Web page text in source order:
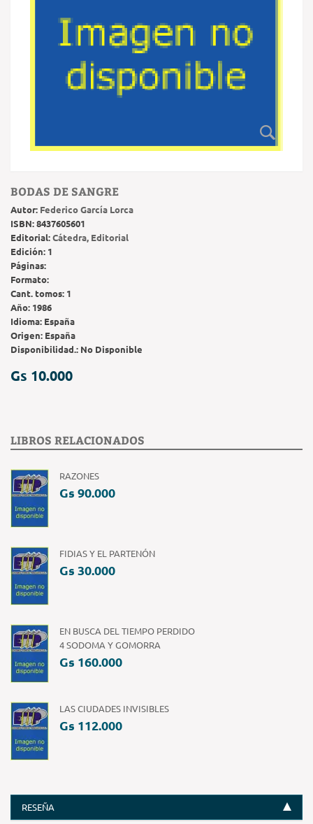
BODAS DE SANGRE
Autor: Federico García Lorca
ISBN:8437605601
Editorial:Cátedra, Editorial
Edición: 1
Páginas:
Formato:
Cant. tomos: 1
Año: 1986
Idioma: España
Origen: España
Disponibilidad.: No Disponible
Gs 10.000
LIBROS RELACIONADOS
RAZONES
Gs 90.000
FIDIAS Y EL PARTENÓN
Gs 30.000
EN BUSCA DEL TIEMPO PERDIDO
4 SODOMA Y GOMORRA
Gs 160.000
LAS CIUDADES INVISIBLES
Gs 112.000
RESEÑA